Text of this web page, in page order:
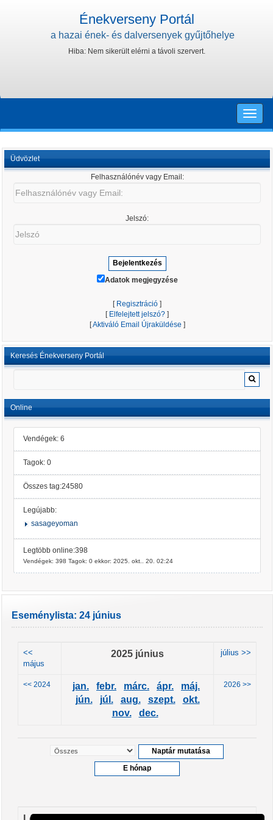
Énekverseny Portál
a hazai ének- és dalversenyek gyűjtőhelye
Hiba: Nem sikerült elérni a távoli szervert.
Toggle
Üdvözlet
Felhasználónév vagy Email:
Jelszó:
Adatok megjegyzése
[ Regisztráció ]
[ Elfelejtett jelszó? ]
[Aktiváló Email Újraküldése ]
Keresés Énekverseny Portál
Online
Vendégek: 6
Tagok: 0
Összes tag:24580
Legújabb:
sasageyoman
Legtöbb online:398
Vendégek: 398 Tagok: 0 ekkor: 2025. okt.. 20. 02:24
Eseménylista: 24 június
<<
május
2025 június július >>
<< 2024 jan. febr. márc. ápr.
máj.
jún.
júl. aug. szept.
okt.
nov.
dec.
2026 >>